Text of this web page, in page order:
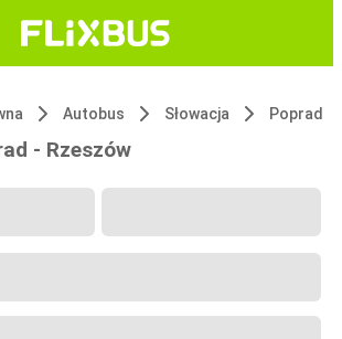
Autobus Słowacja Poprad
- Rzeszów